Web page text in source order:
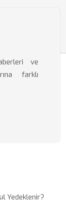
ve
farklı
Yedeklenir?